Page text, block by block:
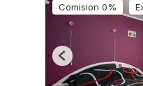
Comision 0%
Previous